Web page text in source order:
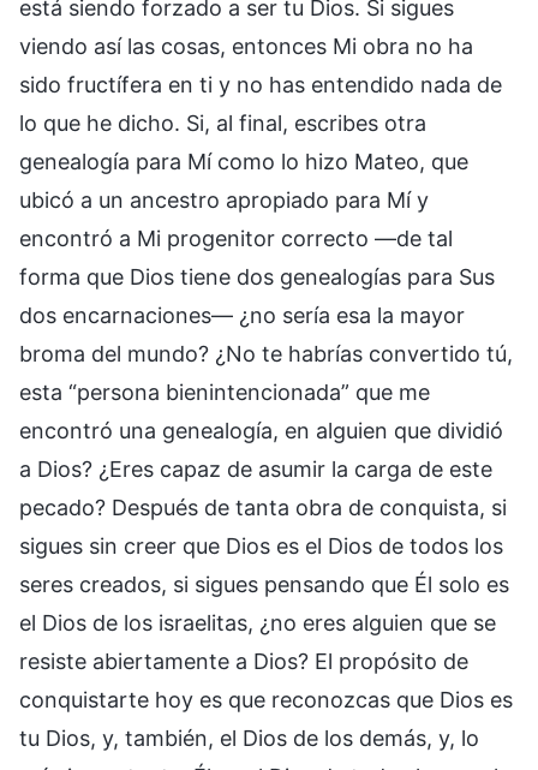
está siendo forzado a ser tu Dios. Si sigues
viendo así las cosas, entonces Mi obra no ha
sido fructífera en ti y no has entendido nada de
lo que he dicho. Si, al final, escribes otra
genealogía para Mí como lo hizo Mateo, que
ubicó a un ancestro apropiado para Mí y
encontró a Mi progenitor correcto —de tal
forma que Dios tiene dos genealogías para Sus
dos encarnaciones— ¿no sería esa la mayor
broma del mundo? ¿No te habrías convertido tú,
esta “persona bienintencionada” que me
encontró una genealogía, en alguien que dividió
a Dios? ¿Eres capaz de asumir la carga de este
pecado? Después de tanta obra de conquista, si
sigues sin creer que Dios es el Dios de todos los
seres creados, si sigues pensando que Él solo es
el Dios de los israelitas, ¿no eres alguien que se
resiste abiertamente a Dios? El propósito de
conquistarte hoy es que reconozcas que Dios es
tu Dios, y, también, el Dios de los demás, y, lo